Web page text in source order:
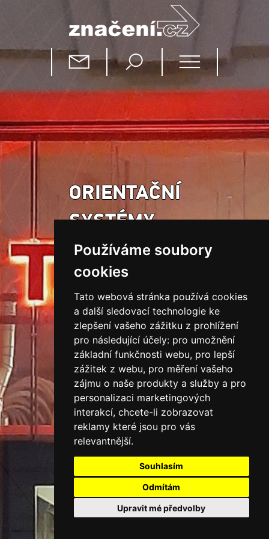
Používáme soubory
cookies
Tato webová stránka používá cookies
a další sledovací technologie ke
zlepšení vašeho zážitku z prohlížení
pro následující účely: pro umožnění
základní funkčnosti webu, pro lepší
zážitek z webu, pro měření vašeho
zájmu o naše produkty a služby a pro
personalizaci marketingových
interakcí, chcete-li zobrazovat
reklamy které jsou pro vás
relevantnější.
Souhlasím
Odmítám
Upravit mé předvolby
ORIENTAČNÍ
SYSTÉMY
SVĚTELNÁ
REKLAMA
SVĚTELNÉ
PYLONY